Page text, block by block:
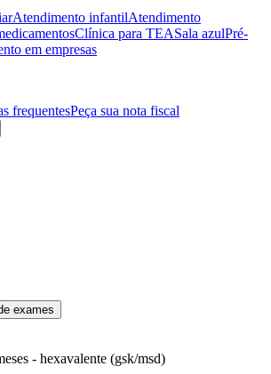
Atendimento infantilAtendimento
Clínica para TEASala azulPré-
em empresas
frequentesPeça sua nota fiscal
exames
- hexavalente (gsk/msd)